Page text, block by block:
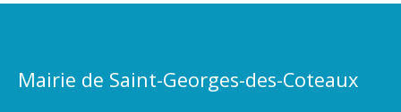
Mairie de Saint-Georges-des-Coteaux